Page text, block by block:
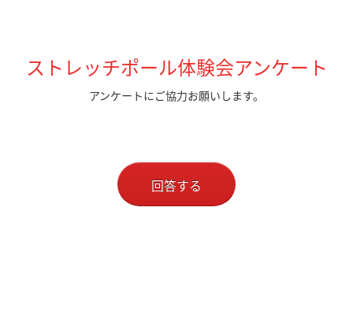
ストレッチポール体験会アンケート
アンケートにご協力お願いします。
回答する